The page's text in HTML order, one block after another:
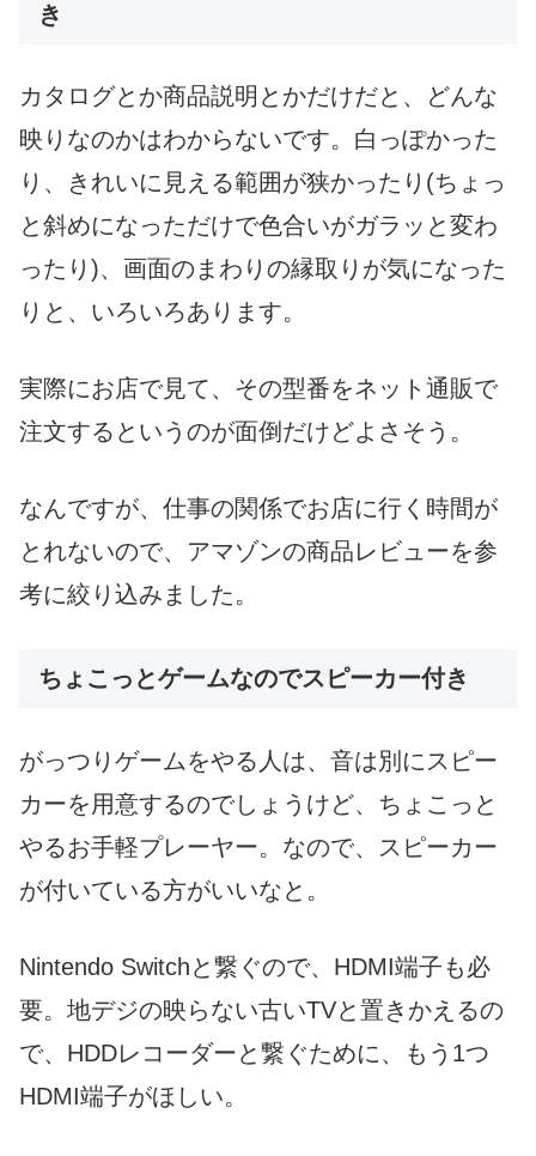
き
カタログとか商品説明とかだけだと、どんな
映りなのかはわからないです。白っぽかった
り、きれいに見える範囲が狭かったり(ちょっ
と斜めになっただけで色合いがガラッと変わ
ったり)、画面のまわりの縁取りが気になった
りと、いろいろあります。
実際にお店で見て、その型番をネット通販で
注文するというのが面倒だけどよさそう。
なんですが、仕事の関係でお店に行く時間が
とれないので、アマゾンの商品レビューを参
考に絞り込みました。
ちょこっとゲームなのでスピーカー付き
がっつりゲームをやる人は、音は別にスピー
カーを用意するのでしょうけど、ちょこっと
やるお手軽プレーヤー。なので、スピーカー
が付いている方がいいなと。
Nintendo Switchと繋ぐので、HDMI端子も必
要。地デジの映らない古いTVと置きかえるの
で、HDDレコーダーと繋ぐために、もう1つ
HDMI端子がほしい。